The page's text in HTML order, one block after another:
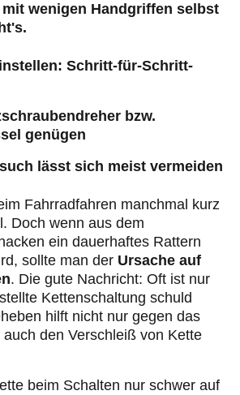
wenigen Handgriffen selbst
Schritt-für-Schritt-
bzw.
genügen
lässt sich meist vermeiden
Fahrradfahren manchmal kurz
Doch wenn aus dem
ein dauerhaftes Rattern
sollte man der Ursache auf
. Die gute Nachricht: Oft ist nur
Kettenschaltung schuld
hilft nicht nur gegen das
den Verschleiß von Kette
beim Schalten nur schwer auf